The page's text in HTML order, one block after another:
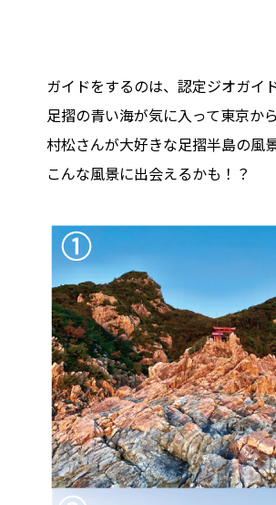
ガイドをするのは、認定ジオガイ
足摺の青い海が気に入って東京か
村松さんが大好きな足摺半島の風
こんな風景に出会えるかも！？